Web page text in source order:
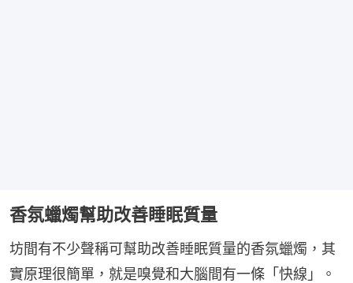
香氛蠟燭幫助改善睡眠質量
坊間有不少聲稱可幫助改善睡眠質量的香氛蠟燭，其
實原理很簡單，就是嗅覺和大腦間有一條「快線」。